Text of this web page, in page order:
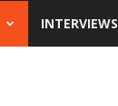
INTERVIEWS